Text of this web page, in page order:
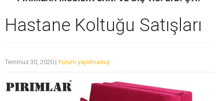
Hastane Koltuğu Satışları
Temmuz 30, 2020 |Yorum yapılmamış